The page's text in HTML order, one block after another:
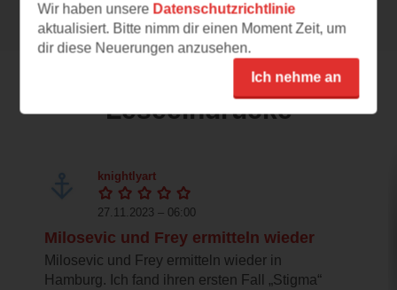
Leseeindrücke
knightlyart
27.11.2023 – 06:00
Milosevic und Frey ermitteln wieder
Milosevic und Frey ermitteln wieder in
Hamburg. Ich fand ihren ersten Fall „Stigma“
Wir haben unsere Datenschutzrichtlinie
aktualisiert. Bitte nimm dir einen Moment Zeit, um
dir diese Neuerungen anzusehen.
Ich nehme an